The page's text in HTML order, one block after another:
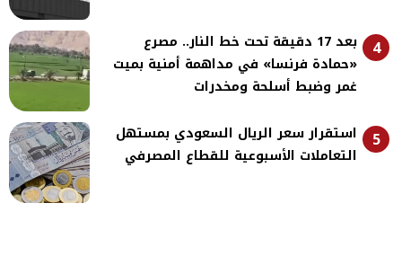
4
بعد 17 دقيقة تحت خط النار.. مصرع
«حمادة فرنسا» في مداهمة أمنية بميت
غمر وضبط أسلحة ومخدرات
5
استقرار سعر الريال السعودي بمستهل
التعاملات الأسبوعية للقطاع المصرفي